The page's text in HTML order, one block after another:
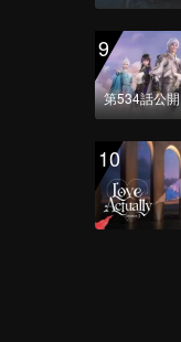
9
第534話公開
10